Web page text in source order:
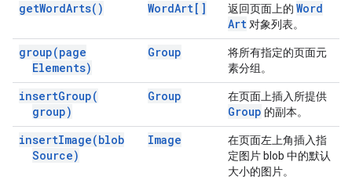
getWordArts( ) WordArt[] 返回页面上的 Word
Art 对象列表。
group(page
Elements)
Group
将所有指定的页面元
素分组。
insertGroup(
group)
Group 在页面上插入所提供
Group 的副本。
insertImage(blob
Source)
Image
在页面左上角插入指
定图片 blob 中的默认
大小的图片。